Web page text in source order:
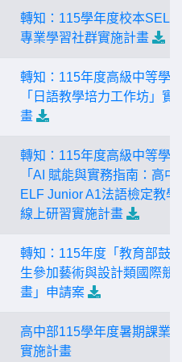
轉知：115學年度校本SEL
專業學習社群實施計畫
轉知：115年度高級中等學
「日語教學培力工作坊」實
畫
轉知：115年度高級中等學
「AI 賦能與實務指南：高中
ELF Junior A1法語檢定教學
線上研習實施計畫
轉知：115年度「教育部鼓
生參加藝術與設計類國際競
畫」申請案
高中部115學年度暑期課業
實施計畫